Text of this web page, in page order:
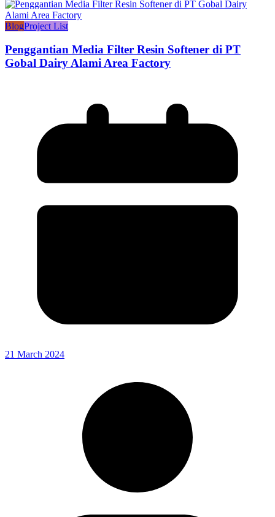
BlogProject List
Penggantian Media Filter Resin Softener di PT
Gobal Dairy Alami Area Factory
21 March 2024